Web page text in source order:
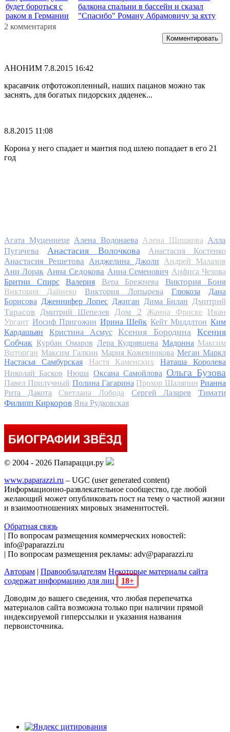
будет бороться с
раком в Германии
балкона спальни в бассейн и сказал
"Спасибо" Роману Абрамовичу за яхту
2 комментария
Комментировать
АНОНИМ 7.8.2015 16:42
красавчик отфотожопленный, наших пацанов можно так
заснять, для богатых пидорских дяденек...
8.8.2015 11:08
Корона у него спадает и мантия под шлею попадает в его 21
год
Агата Муцениеце Алена Водонаева Алена Шишкова Алла
Пугачева
Анастасия Волочкова Анастасия Костенко
Анастасия Решетова Анджелина Джоли
Андрей Малахов
Ани Лорак Анна Седокова Анна Семенович Анфиса Чехова
Бритни Спирс
Валерия Вера Брежнева Виктория Боня
Виктория Дайнеко Виктория Лопырева Глюкоза
Дана
Борисова Дженнифер Лопес Джиган Дима Билан Дмитрий
Тарасов
Дмитрий Шепелев Дом 2 Жанна Фриске
Иван
Ургант Иосиф Пригожин Ирина Шейк Кейт Миддлтон Ким
Кардашьян
Кристина Асмус Ксения Бородина
Ксения
Собчак Курбан Омаров Лера Кудрявцева Мадонна Максим
Виторган Максим Галкин Мария Кожевникова Меган Маркл
Настасья Самбурская
Настя Каменских
Наташа Королева
Николай Басков Нюша Оксана Самойлова Ольга Бузова
Павел Прилучный Полина Гагарина Прохор Шаляпин Рианна
Рита Дакота
Светлана Лобода Сергей Лазарев
Тимати
Филипп Киркоров Яна Рудковская
© 2004 - 2026 Папарацци.ру
www.paparazzi.ru – UGC (user generated content)
Информационно-развлекательное сообщество, где любой
желающий может опубликовать пост на тему о частной жизни
и взаимоотношениях мировых знаменитостей.
Обратная связь
| По вопросам размещения коммерческих новостей:
info@paparazzi.ru
| По вопросам размещения рекламы: adv@paparazzi.ru
Авторам | Правообладателям Некоторые материалы сайта
содержат информацию для лиц
18+
Доводим до вашего сведения, что любая перепечатка
материалов сайта возможна только при наличии прямой
индексируемой гиперссылки и указания названия
первоисточника.